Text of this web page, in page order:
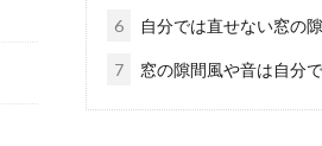
6 自分では直せない窓の
7 窓の隙間風や音は自分